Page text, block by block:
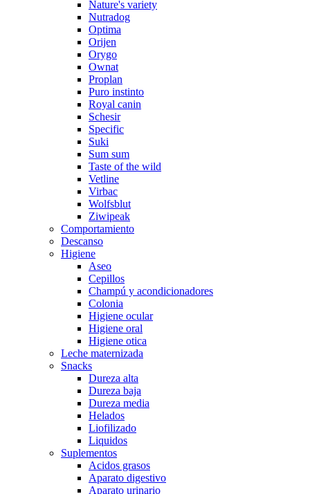
Nature's variety
Nutradog
Optima
Orijen
Orygo
Ownat
Proplan
Puro instinto
Royal canin
Schesir
Specific
Suki
Sum sum
Taste of the wild
Vetline
Virbac
Wolfsblut
Ziwipeak
Comportamiento
Descanso
Higiene
Aseo
Cepillos
Champú y acondicionadores
Colonia
Higiene ocular
Higiene oral
Higiene otica
Leche maternizada
Snacks
Dureza alta
Dureza baja
Dureza media
Helados
Liofilizado
Liquidos
Suplementos
Acidos grasos
Aparato digestivo
Aparato urinario